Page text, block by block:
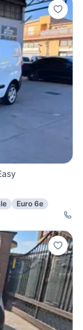
Euro 6e